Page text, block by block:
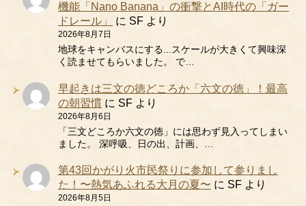
機能「Nano Banana」の衝撃とAI時代の「ガー
ドレール」
に SF より
2026年8月7日
地球をキャンバスにする...スケールが大きくて興味深
く読ませてもらいました。 で…
早起きは三文の徳どころか「六文の徳」！最高
の朝習慣 に SF より
2026年8月6日
「三文どころか六文の徳」には思わず見入ってしまい
ました。 深呼吸、日の出、計画、…
第43回かがり火市民祭りに参加して参りまし
た！〜熱気あふれる大月の夏〜 に SF より
2026年8月5日